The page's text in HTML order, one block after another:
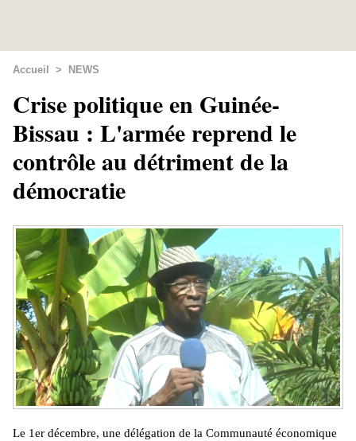
Accueil > NEWS
Crise politique en Guinée-
Bissau : L'armée reprend le
contrôle au détriment de la
démocratie
Le 1er décembre, une délégation de la Communauté économique